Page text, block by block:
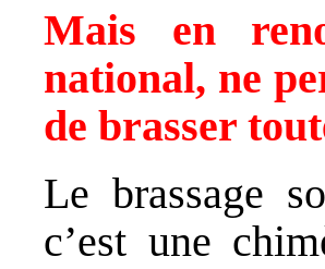
Mais en
national, ne
de brasser
Le brassage
c’est une